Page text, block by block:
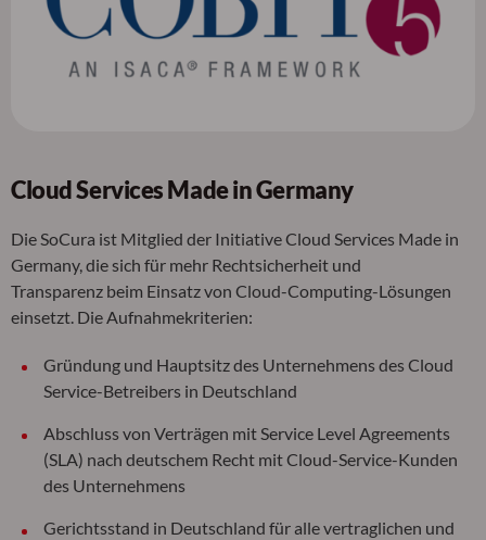
Cloud Services Made in Germany
Die SoCura ist Mitglied der Initiative Cloud Services Made in
Germany, die sich für mehr Rechtsicherheit und
Transparenz beim Einsatz von Cloud-Computing-Lösungen
einsetzt. Die Aufnahmekriterien:
Gründung und Hauptsitz des Unternehmens des Cloud
Service-Betreibers in Deutschland
Abschluss von Verträgen mit Service Level Agreements
(SLA) nach deutschem Recht mit Cloud-Service-Kunden
des Unternehmens
Gerichtsstand in Deutschland für alle vertraglichen und